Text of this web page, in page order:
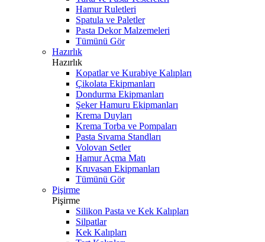
Hamur Ruletleri
Spatula ve Paletler
Pasta Dekor Malzemeleri
Tümünü Gör
Hazırlık
Hazırlık
Kopatlar ve Kurabiye Kalıpları
Çikolata Ekipmanları
Dondurma Ekipmanları
Şeker Hamuru Ekipmanları
Krema Duyları
Krema Torba ve Pompaları
Pasta Sıvama Standları
Volovan Setler
Hamur Açma Matı
Kruvasan Ekipmanları
Tümünü Gör
Pişirme
Pişirme
Silikon Pasta ve Kek Kalıpları
Silpatlar
Kek Kalıpları